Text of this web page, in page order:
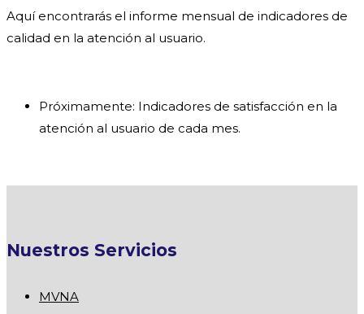
Aquí encontrarás el informe mensual de indicadores de
calidad en la atención al usuario.
Próximamente: Indicadores de satisfacción en la
atención al usuario de cada mes.
Nuestros Servicios
MVNA